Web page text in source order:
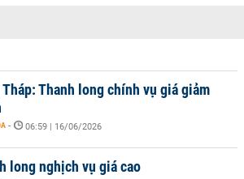
Thanh long chính vụ giá giảm
- 06:59 | 16/06/2026
long nghịch vụ giá cao